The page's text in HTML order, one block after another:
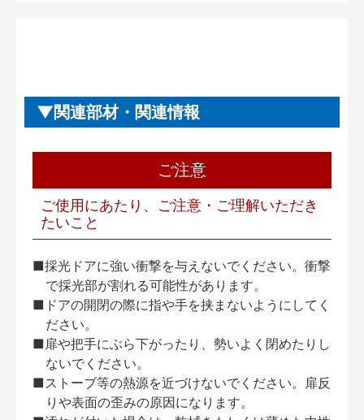
関連部材・関連情報
ご注意
ご使用にあたり、ご注意・ご理解いただき
たいこと
■採光ドアに強い衝撃を与えないでください。衝撃
で採光部が割れる可能性があります。
■ドアの開閉の際に指や手を挟まないようにしてく
ださい。
■扉や把手にぶら下がったり、勢いよく閉めたりし
ないでください。
■ストーブ等の熱源を近づけないでください。扉反
りや表面の歪みの原因になります。